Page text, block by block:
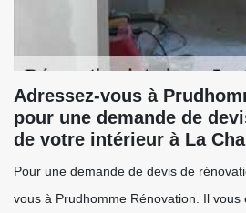
Adressez-vous à
pour une demande de
de votre intérieur à La
Pour une demande de devis de
vous à Prudhomme Rénovation. Il